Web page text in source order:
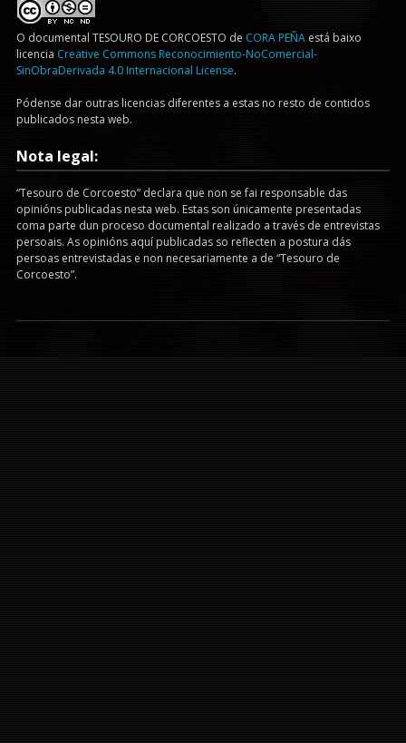
O documental TESOURO DE CORCOESTO de CORA PEÑAestá baixo
licencia Creative Commons Reconocimiento-NoComercial-
SinObraDerivada 4.0 Internacional License.
Pódense dar outras licencias diferentes a estas no resto de contidos
publicados nesta web.
Nota legal:
“Tesouro de Corcoesto” declara que non se fai responsable das
opinións publicadas nesta web. Estas son únicamente presentadas
coma parte dun proceso documental realizado a través de entrevistas
persoais. As opinións aquí publicadas so reflecten a postura dás
persoas entrevistadas e non necesariamente a de “Tesouro de
Corcoesto”.